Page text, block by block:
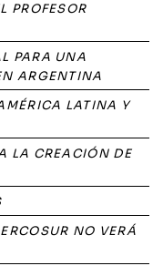
PROFESOR
PARA UNA
ARGENTINA
LATINA Y
LA CREACIÓN DE
NO VERÁ